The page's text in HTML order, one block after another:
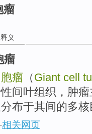
瘤
义
瘤
瘤 （Giant cell
间叶组织，肿
布于其间的多
-相关网页